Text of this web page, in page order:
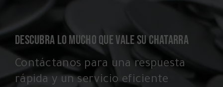
DESCUBRA LO MUCHO QUE VALE SU CHATARRA
Contáctanos para una respuesta
rápida y un servicio eficiente